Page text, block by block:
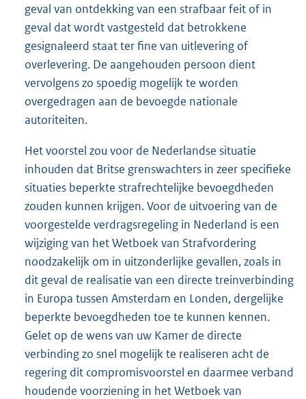
geval van ontdekking van een strafbaar feit of in
geval dat wordt vastgesteld dat betrokkene
gesignaleerd staat ter fine van uitlevering of
overlevering. De aangehouden persoon dient
vervolgens zo spoedig mogelijk te worden
overgedragen aan de bevoegde nationale
autoriteiten.
Het voorstel zou voor de Nederlandse situatie
inhouden dat Britse grenswachters in zeer specifieke
situaties beperkte strafrechtelijke bevoegdheden
zouden kunnen krijgen. Voor de uitvoering van de
voorgestelde verdragsregeling in Nederland is een
wijziging van het Wetboek van Strafvordering
noodzakelijk om in uitzonderlijke gevallen, zoals in
dit geval de realisatie van een directe treinverbinding
in Europa tussen Amsterdam en Londen, dergelijke
beperkte bevoegdheden toe te kunnen kennen.
Gelet op de wens van uw Kamer de directe
verbinding zo snel mogelijk te realiseren acht de
regering dit compromisvoorstel en daarmee verband
houdende voorziening in het Wetboek van